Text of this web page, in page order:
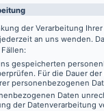
der Verarbeitung
an uns wenden.
gespeicherten
Für die Dauer
personenbezogenen
Daten
der Datenverarbeitung